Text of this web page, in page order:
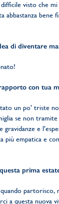
visto che mi
abbastanza bene
di diventare
con tua
un po’ triste
se non
gravidanze e
più empatica e
prima
partorisco,
a questa nuova